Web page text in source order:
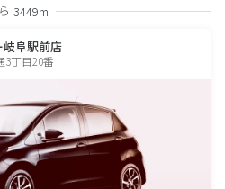
3449m
阜駅前店
3丁目20番